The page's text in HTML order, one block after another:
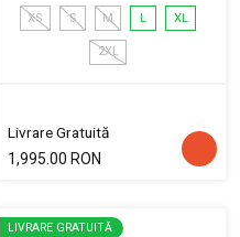
XS S M L XL
2XL
Livrare Gratuită
1,995.00 RON
LIVRARE GRATUITĂ